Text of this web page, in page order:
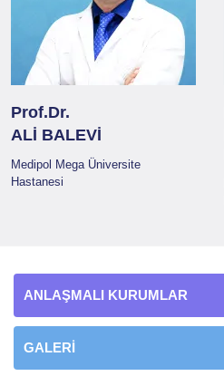
Prof.Dr.
ALİ BALEVİ
Medipol Mega Üniversite
Hastanesi
ANLAŞMALI KURUMLAR
GALERİ